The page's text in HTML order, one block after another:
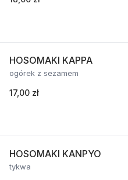
HOSOMAKI KAPPA
ogórek z sezamem
17,00 zł
HOSOMAKI KANPYO
tykwa